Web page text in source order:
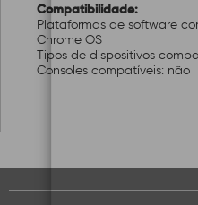
Compatibilidade:
Plataformas de software
Chrome OS
Tipos de dispositivos
Consoles compatíveis: não